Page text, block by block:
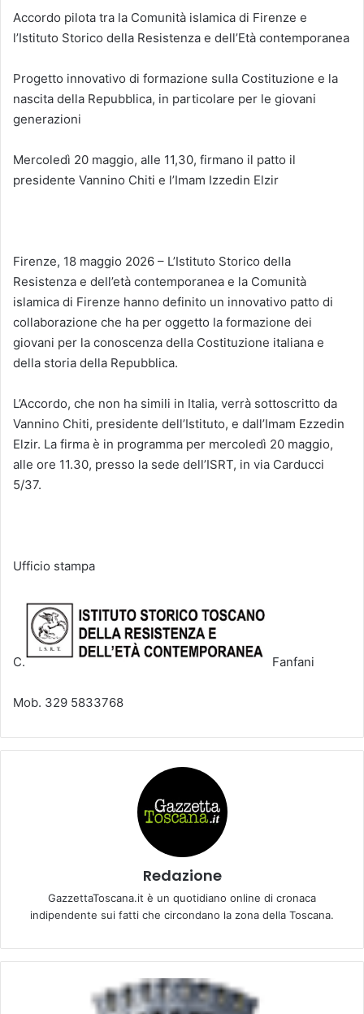
Accordo pilota tra la Comunità islamica di Firenze e
l’Istituto Storico della Resistenza e dell’Età contemporanea
Progetto innovativo di formazione sulla Costituzione e la
nascita della Repubblica, in particolare per le giovani
generazioni
Mercoledì 20 maggio, alle 11,30, firmano il patto il
presidente Vannino Chiti e l’Imam Izzedin Elzir
Firenze, 18 maggio 2026 – L’Istituto Storico della
Resistenza e dell’età contemporanea e la Comunità
islamica di Firenze hanno definito un innovativo patto di
collaborazione che ha per oggetto la formazione dei
giovani per la conoscenza della Costituzione italiana e
della storia della Repubblica.
L’Accordo, che non ha simili in Italia, verrà sottoscritto da
Vannino Chiti, presidente dell’Istituto, e dall’Imam Ezzedin
Elzir. La firma è in programma per mercoledì 20 maggio,
alle ore 11.30, presso la sede dell’ISRT, in via Carducci
5/37.
Ufficio stampa
C. Fanfani
Mob. 329 5833768
Redazione
GazzettaToscana.it è un quotidiano online di cronaca
indipendente sui fatti che circondano la zona della Toscana.